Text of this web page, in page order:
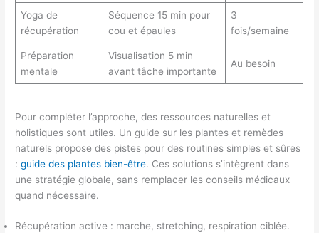
Yoga de
récupération
Séquence 15 min pour
cou et épaules
3
fois/semaine
Préparation
mentale
Visualisation 5 min
avant tâche importante
Au besoin
Pour compléter l’approche, des ressources naturelles et
holistiques sont utiles. Un guide sur les plantes et remèdes
naturels propose des pistes pour des routines simples et sûres
:guide des plantes bien-être. Ces solutions s’intègrent dans
une stratégie globale, sans remplacer les conseils médicaux
quand nécessaire.
Récupération active : marche, stretching, respiration ciblée.